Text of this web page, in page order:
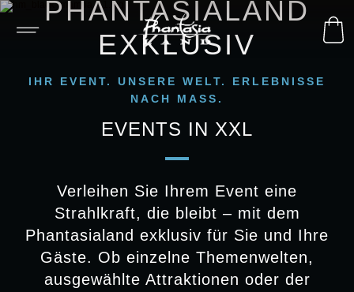
PHANTASIALAND
EXKLUSIV
IHR EVENT. UNSERE WELT. ERLEBNISSE
NACH MASS.
EVENTS IN XXL
Verleihen Sie Ihrem Event eine
Strahlkraft, die bleibt – mit dem
Phantasialand exklusiv für Sie und Ihre
Gäste. Ob einzelne Themenwelten,
ausgewählte Attraktionen oder der